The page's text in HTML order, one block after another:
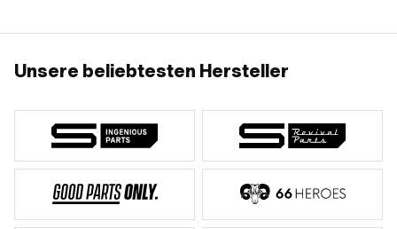
Unsere beliebtesten Hersteller